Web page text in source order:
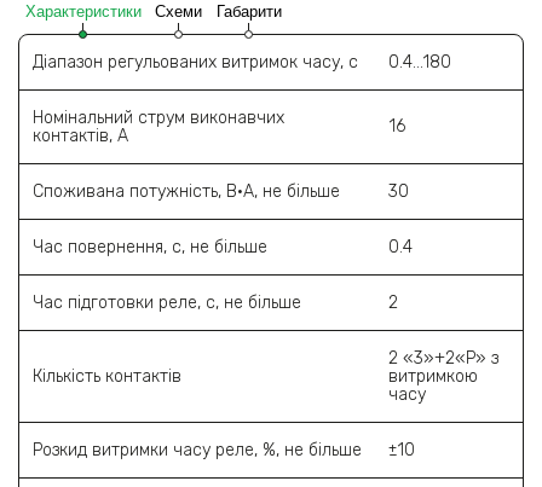
Характеристики Схеми Габарити
Діапазон регульованих витримок часу, c 0.4...180
Номінальний струм виконавчих
контактів, А
16
Споживана потужність, В·А, не більше 30
Час повернення, с, не більше 0.4
Час підготовки реле, с, не більше 2
Кількість контактів
2 «3»+2«Р» з
витримкою
часу
Розкид витримки часу реле, %, не більше ±10